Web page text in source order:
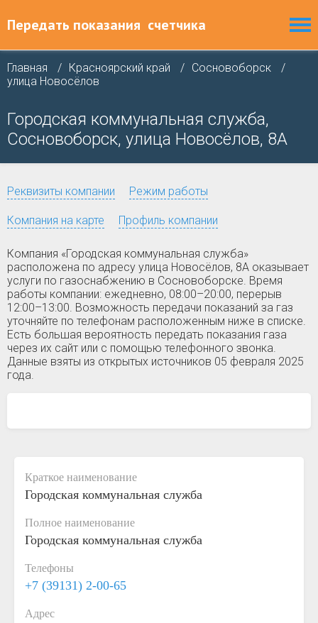
Передать показания счетчика
Главная Красноярский край
Сосновоборск
улица Новосёлов
Городская коммунальная служба,
Сосновоборск, улица Новосёлов, 8А
Реквизиты компании Режим работы
Компания на карте Профиль компании
Компания «Городская коммунальная служба»
расположена по адресу улица Новосёлов, 8А оказывает
услуги по газоснабжению в Сосновоборске. Время
работы компании: ежедневно, 08:00–20:00, перерыв
12:00–13:00. Возможность передачи показаний за газ
уточняйте по телефонам расположенным ниже в списке.
Есть большая вероятность передать показания газа
через их сайт или с помощью телефонного звонка.
Данные взяты из открытых источников 05 февраля 2025
года.
Краткое наименование
Городская коммунальная служба
Полное наименование
Городская коммунальная служба
Телефоны
+7 (39131) 2-00-65
Адрес